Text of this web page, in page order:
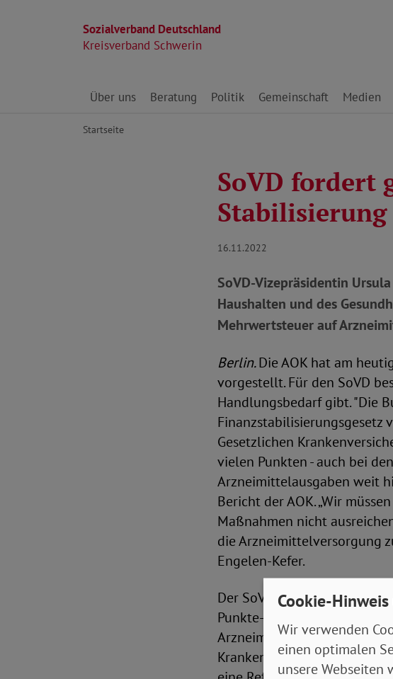
Sozialverband Deutschland
Kreisverband Schwerin
Direkt zu den Inhalten springen
Über uns Beratung Politik Gemeinschaft Medien
Startseite
SoVD fordert
16.11.2022
SoVD-Vizepräsidentin
Haushalten und des
Mehrwertsteuer auf
Berlin.Die AOK hat am
vorgestellt. Für den SoVD
Handlungsbedarf gibt. "Die
Finanzstabilisierungsgesetz
Gesetzlichen
vielen Punkten - auch bei
Arzneimittelausgaben weit
Bericht der AOK. „Wir
Maßnahmen nicht
die Arzneimittelversorgung
Engelen-Kefer.
Der SoVD fordert dringend
Punkte-Plan vorgelegt.
Arzneimittelausgaben und
Krankenversicherung sowie
Cookie-
Wir verwenden
einen optimalen
unsere Webseiten